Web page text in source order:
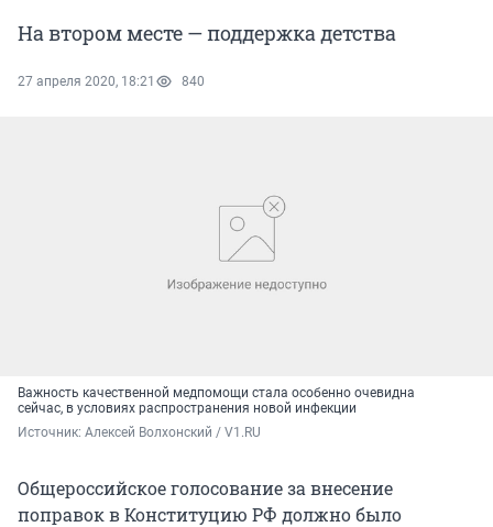
На втором месте — поддержка детства
27 апреля 2020, 18:21 840
Важность качественной медпомощи стала особенно очевидна
сейчас, в условиях распространения новой инфекции
Источник: Алексей Волхонский / V1.RU
Общероссийское голосование за внесение
поправок в Конституцию РФ должно было